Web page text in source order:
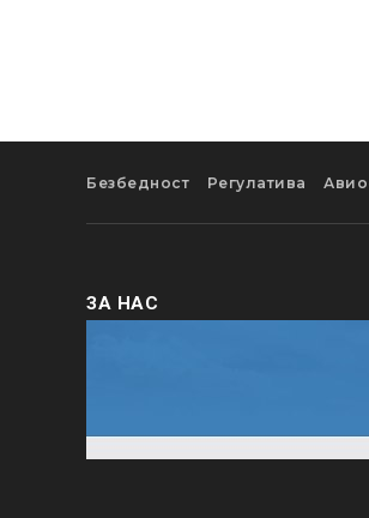
Безбедност Регулатива
ЗА НАС